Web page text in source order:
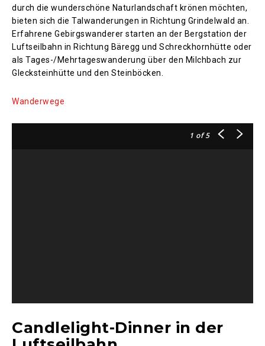
durch die wunderschöne Naturlandschaft krönen möchten,
bieten sich die Talwanderungen in Richtung Grindelwald an.
Erfahrene Gebirgswanderer starten an der Bergstation der
Luftseilbahn in Richtung Bäregg und Schreckhornhütte oder
als Tages-/Mehrtageswanderung über den Milchbach zur
Glecksteinhütte und den Steinböcken.
Wanderwege
1 of 5
Candlelight-Dinner in der